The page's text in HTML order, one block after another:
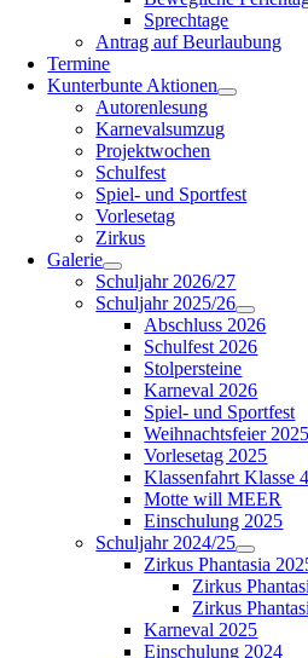
Sprechtage
Antrag auf Beurlaubung
Termine
Kunterbunte Aktionen
Autorenlesung
Karnevalsumzug
Projektwochen
Schulfest
Spiel- und Sportfest
Vorlesetag
Zirkus
Galerie
Schuljahr 2026/27
Schuljahr 2025/26
Abschluss 2026
Schulfest 2026
Stolpersteine
Karneval 2026
Spiel- und Sportfest
Weihnachtsfeier 2025
Vorlesetag 2025
Klassenfahrt Klasse 4
Motte will MEER
Einschulung 2025
Schuljahr 2024/25
Zirkus Phantasia
Zirkus
Zirkus
Karneval 2025
Einschulung 2024